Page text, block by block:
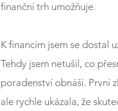
finanční trh umožňuje.
K financím jsem se dostal
Tehdy jsem netušil, co
poradenství obnáší. První
ale rychle ukázala, že